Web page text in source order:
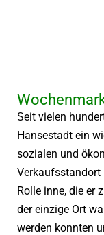
Seit vielen
Hansestadt ein
sozialen und
Verkaufsstandort
Rolle inne, die er
der einzige Ort
werden konnten